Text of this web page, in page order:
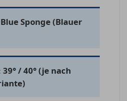
Blue Sponge (Blauer
39° / 40° (je nach